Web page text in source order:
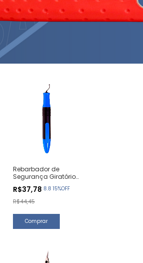
Rebarbador de
Segurança Giratório
R$37,78 8.8 15%OFF
R$44,45